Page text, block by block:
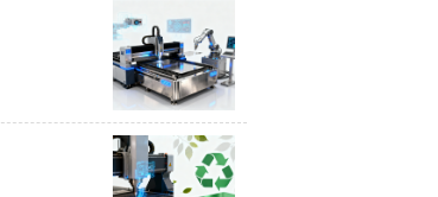
久性と衛生面を両立